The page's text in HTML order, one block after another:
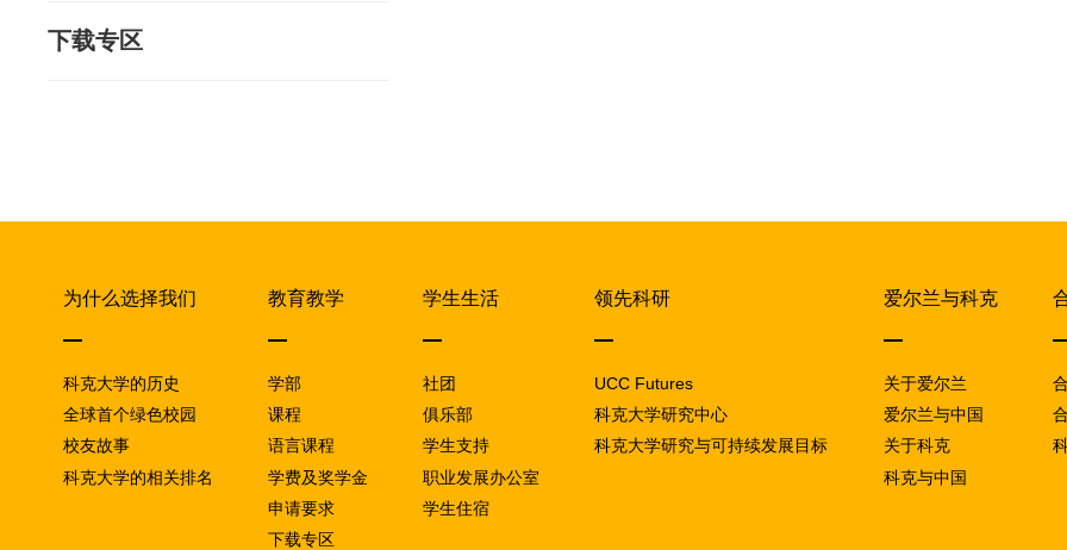
下载专区
为什么选择我们
科克大学的历史
全球首个绿色校园
校友故事
科克大学的相关排名
教育教学
学部
课程
语言课程
学费及奖学金
申请要求
下载专区
学生生活
社团
俱乐部
学生支持
职业发展办公室
学生住宿
领先科研
UCC Futures
科克大学研究中心
科克大学研究与可持续发展目标
爱尔兰与科克
关于爱尔兰
爱尔兰与中国
关于科克
科克与中国